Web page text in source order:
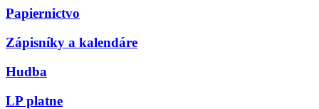
Papiernictvo
Zápisníky a kalendáre
Hudba
LP platne